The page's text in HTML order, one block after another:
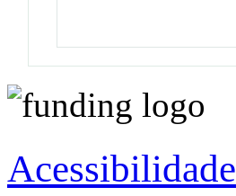
Acessibilidade